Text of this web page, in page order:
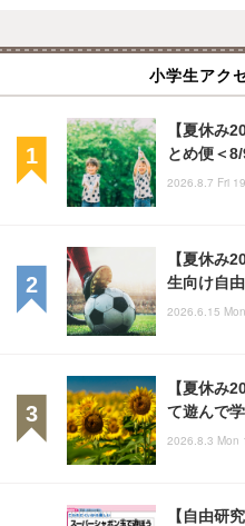
小学生アク
【夏休み
とめ便＜
2026.8.7 Fri
【夏休み
生向け自
2026.6.15
【夏休み
て遊んで
2026.8.3 Mon
【自由研